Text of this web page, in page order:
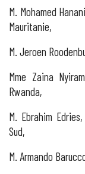
M. Mohamed
Mauritanie,
M. Jeroen
Mme Zaina
Rwanda,
M. Ebrahim
Sud,
M. Armando